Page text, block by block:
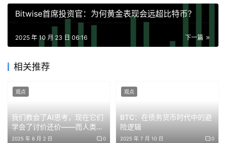
更健康、更稳健的增长奠定了基础。该机制也通过优化JST
的代币供应结构，不断增强社区信心并创造长期价值。
自推出以来，USDD已经成为了加密行业DeFi领域一支重要
Allocator（智能分配器）的机制设计，确保透明性、安全
性和稳定性，同时提升用户可用性和流动性。目前，USDD
BNB Chain等主流公链。近期上线的sUSDD还为用户提供
了12%的自动储蓄收益。
Bitwise首席投资官：为何黄金表现会远超比特币？
下一篇
2025 年 10 月 23 日 06:16
相关推荐
我们教会了AI思考，现在它们
学会了讨价还价——而人类成
了交易成本
2025 年 6 月 2 日 0
观点
BTC：在债务货币时代中的避
险逻辑
2025 年 7 月 10 日 0
观点